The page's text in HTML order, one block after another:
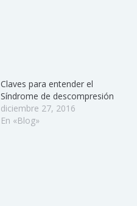
Claves para entender el
Síndrome de descompresión
diciembre 27, 2016
En «Blog»